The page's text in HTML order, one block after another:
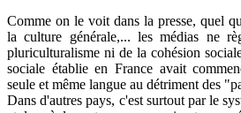
Comme on le voit dans la presse, quel
la culture générale,... les médias ne
pluriculturalisme ni de la cohésion
sociale établie en France avait
seule et même langue au détriment des
Dans d'autres pays, c'est surtout par le